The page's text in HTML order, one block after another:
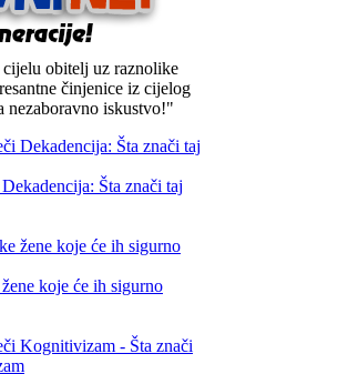
cijelu obitelj uz raznolike
činjenice iz cijelog
nezaboravno iskustvo!"
Šta znači taj
koje će ih sigurno